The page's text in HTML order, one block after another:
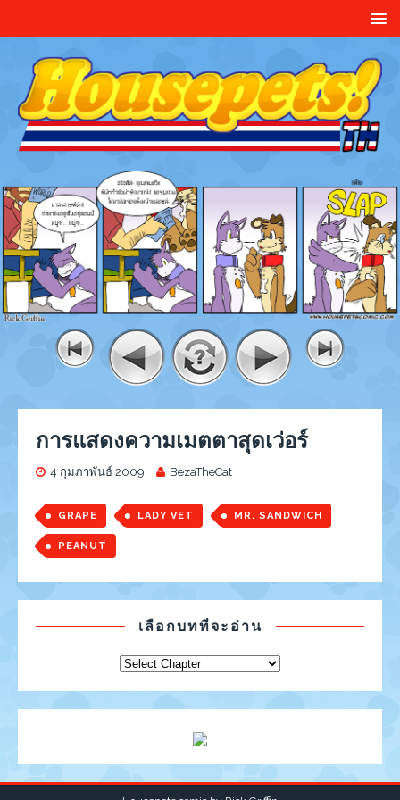
การแสดงความเมตตาสุดเว่อร์
4 กุมภาพันธ์ 2009 BezaTheCat
GRAPE LADY VET MR. SANDWICH
PEANUT
เลือกบทที่จะอ่าน